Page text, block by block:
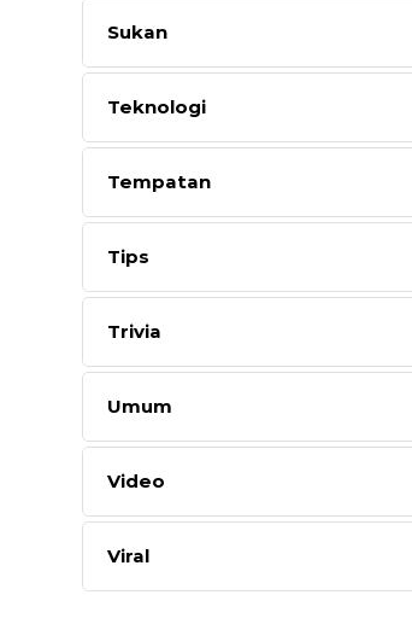
Sukan
Teknologi
Tempatan
Tips
Trivia
Umum
Video
Viral